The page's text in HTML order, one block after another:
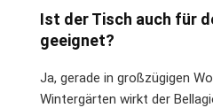
Ist der Tisch auch für
geeignet?
Ja, gerade in großzügigen
Wintergärten wirkt der